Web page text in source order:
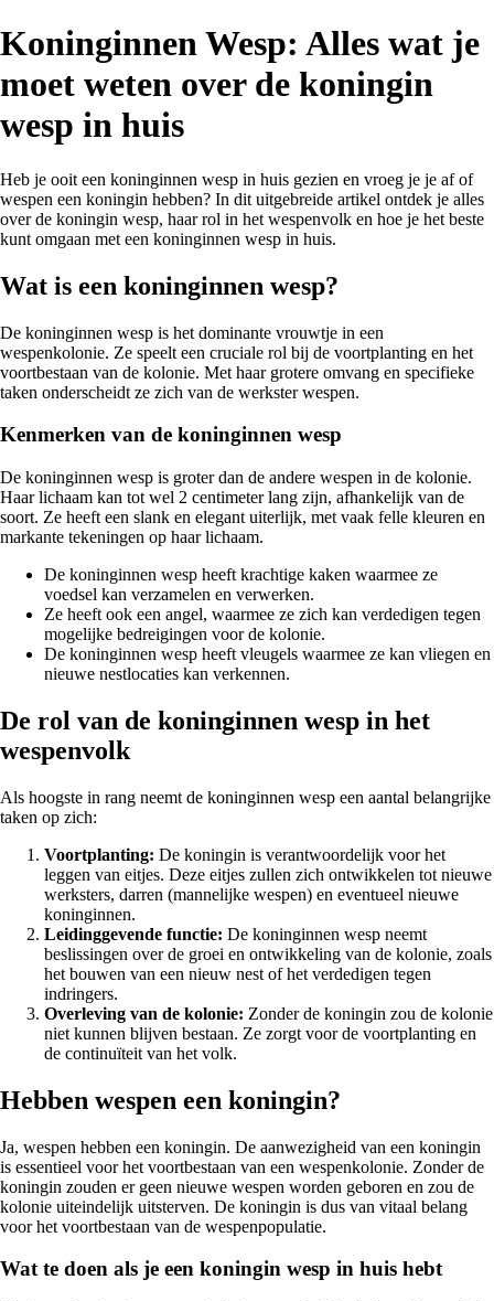
Koninginnen Wesp: Alles wat je
moet weten over de koningin
wesp in huis
Heb je ooit een koninginnen wesp in huis gezien en vroeg je je af of
wespen een koningin hebben? In dit uitgebreide artikel ontdek je alles
over de koningin wesp, haar rol in het wespenvolk en hoe je het beste
kunt omgaan met een koninginnen wesp in huis.
Wat is een koninginnen wesp?
De koninginnen wesp is het dominante vrouwtje in een
wespenkolonie. Ze speelt een cruciale rol bij de voortplanting en het
voortbestaan van de kolonie. Met haar grotere omvang en specifieke
taken onderscheidt ze zich van de werkster wespen.
Kenmerken van de koninginnen wesp
De koninginnen wesp is groter dan de andere wespen in de kolonie.
Haar lichaam kan tot wel 2 centimeter lang zijn, afhankelijk van de
soort. Ze heeft een slank en elegant uiterlijk, met vaak felle kleuren en
markante tekeningen op haar lichaam.
De koninginnen wesp heeft krachtige kaken waarmee ze
voedsel kan verzamelen en verwerken.
Ze heeft ook een angel, waarmee ze zich kan verdedigen tegen
mogelijke bedreigingen voor de kolonie.
De koninginnen wesp heeft vleugels waarmee ze kan vliegen en
nieuwe nestlocaties kan verkennen.
De rol van de koninginnen wesp in het
wespenvolk
Als hoogste in rang neemt de koninginnen wesp een aantal belangrijke
taken op zich:
Voortplanting: De koningin is verantwoordelijk voor het
leggen van eitjes. Deze eitjes zullen zich ontwikkelen tot nieuwe
werksters, darren (mannelijke wespen) en eventueel nieuwe
koninginnen.
Leidinggevende functie: De koninginnen wesp neemt
beslissingen over de groei en ontwikkeling van de kolonie, zoals
het bouwen van een nieuw nest of het verdedigen tegen
indringers.
Overleving van de kolonie: Zonder de koningin zou de kolonie
niet kunnen blijven bestaan. Ze zorgt voor de voortplanting en
de continuïteit van het volk.
Hebben wespen een koningin?
Ja, wespen hebben een koningin. De aanwezigheid van een koningin
is essentieel voor het voortbestaan van een wespenkolonie. Zonder de
koningin zouden er geen nieuwe wespen worden geboren en zou de
kolonie uiteindelijk uitsterven. De koningin is dus van vitaal belang
voor het voortbestaan van de wespenpopulatie.
Wat te doen als je een koningin wesp in huis hebt